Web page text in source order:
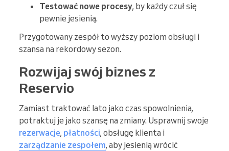
Testować nowe procesy, by każdy czuł się
pewnie jesienią.
Przygotowany zespół to wyższy poziom obsługi i
szansa na rekordowy sezon.
Rozwijaj swój biznes z
Reservio
Zamiast traktować lato jako czas spowolnienia,
potraktuj je jako szansę na zmiany. Usprawnij swoje
rezerwacje, płatności, obsługę klienta i
zarządzanie zespołem, aby jesienią wrócić